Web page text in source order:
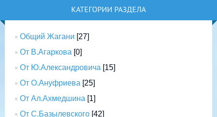
КАТЕГОРИИ РАЗДЕЛА
Общий Жагани [27]
От В.Агаркова [0]
От Ю.Александровича [15]
От О.Ануфриева [25]
От Ал.Ахмедшина [1]
От С.Базылевского [42]